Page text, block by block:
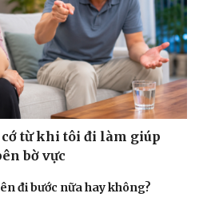
từ khi tôi đi làm giúp
bờ vực
đi bước nữa hay không?